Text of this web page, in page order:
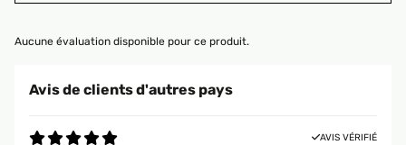
Aucune évaluation disponible pour ce produit.
Avis de clients d'autres pays
AVIS VÉRIFIÉ